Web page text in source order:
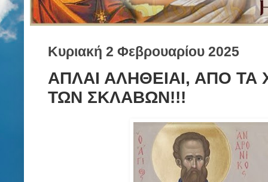
Κυριακή 2 Φεβρουαρίου 2025
ΑΠΛΑΙ ΑΛΗΘΕΙΑΙ, ΑΠΟ
ΤΩΝ ΣΚΛΑΒΩΝ!!!